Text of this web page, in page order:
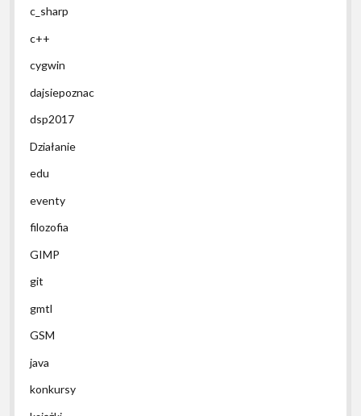
c_sharp
c++
cygwin
dajsiepoznac
dsp2017
Działanie
edu
eventy
filozofia
GIMP
git
gmtl
GSM
java
konkursy